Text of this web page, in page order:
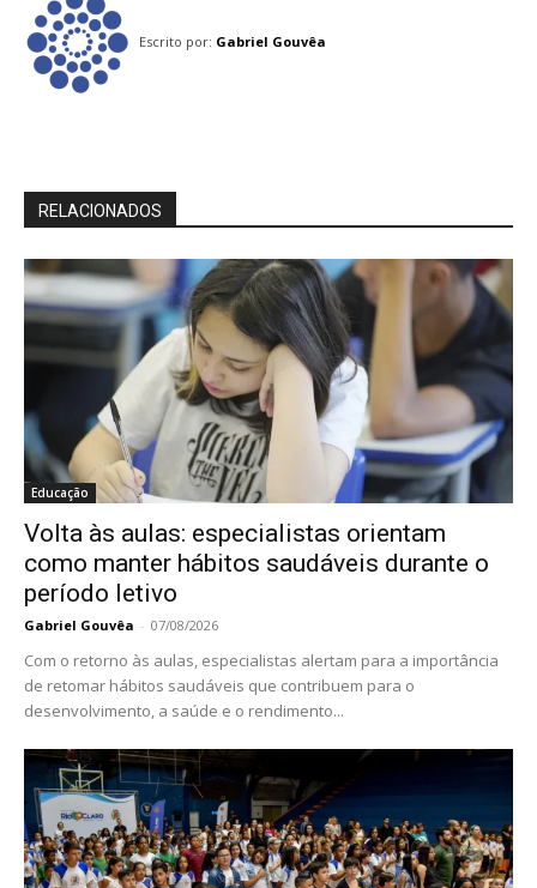
Escrito por: Gabriel Gouvêa
RELACIONADOS
Educação
Volta às aulas: especialistas orientam
como manter hábitos saudáveis durante o
período letivo
Gabriel Gouvêa - 07/08/2026
Com o retorno às aulas, especialistas alertam para a importância
de retomar hábitos saudáveis que contribuem para o
desenvolvimento, a saúde e o rendimento...